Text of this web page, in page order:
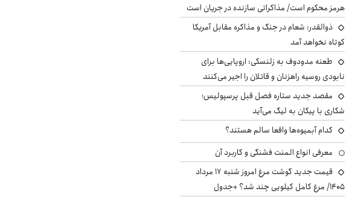
هرمز محکوم است/ مذاکراتی سازنده در جریان است
ذوالقدر: شعام در جنگ و مذاکره مقابل آمریکا
کوتاه نخواهد آمد
طعنه مدودوف به زلنسکی: اروپایی‌ها برای
نابودی روسیه راهزنان و قاتلان را اجیر می‌کنند
مقصد جدید ستاره فصل قبل پرسپولیس؛
شکاری با پیکان به لیگ می‌آید
کدام آبمیوه‌ها واقعا سالم هستند؟
معرفی انواع المنت فشنگی و کاربرد آن
قیمت جدید گوشت مرغ امروز شنبه ۱۷ مرداد
۱۴۰۵/ مرغ کامل کیلویی چند شد؟ +جدول